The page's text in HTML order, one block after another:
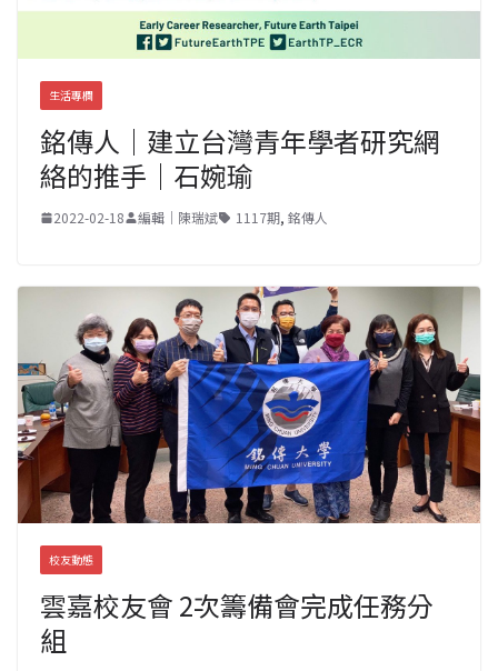
生活專欄
銘傳人｜建立台灣青年學者研究網
絡的推手｜石婉瑜
2022-02-18 編輯｜陳瑞斌 1117期, 銘傳人
校友動態
雲嘉校友會 2次籌備會完成任務分
組